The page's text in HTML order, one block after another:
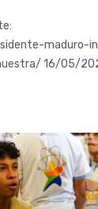
maduro-
16/05/